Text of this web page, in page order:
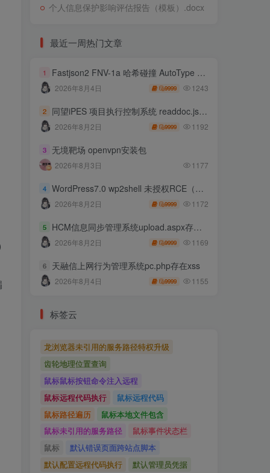
个人信息保护影响评估报告（模板）.docx
最近一周热门文章
1 Fastjson2 FNV-1a 哈希碰撞 AutoType 绕过远程代码执行
2026年8月4日 9999 1243
2 同望iPES 项目执行控制系统 readdoc.jsp存在任意文件读取
2026年8月2日 9999 1192
3 无境靶场 openvpn安装包
2026年8月3日 1177
4 WordPress7.0 wp2shell 未授权RCE（CVE-2026-63030 CVE-2026-60137）
2026年8月2日 9999 1172
5 HCM信息同步管理系统upload.aspx存在任意文件上传
2026年8月2日 9999 1169
6 天融信上网行为管理系统pc.php存在xss
2026年8月4日 9999 1155
标签云
龙浏览器未引用的服务路径特权升级
齿轮地理位置查询
鼠标鼠标按钮命令注入远程
鼠标远程代码执行
鼠标远程代码
鼠标路径遍历
鼠标本地文件包含
鼠标未引用的服务路径
鼠标事件状态栏
鼠标
默认错误页面跨站点脚本
默认配置远程代码执行
默认管理员凭据